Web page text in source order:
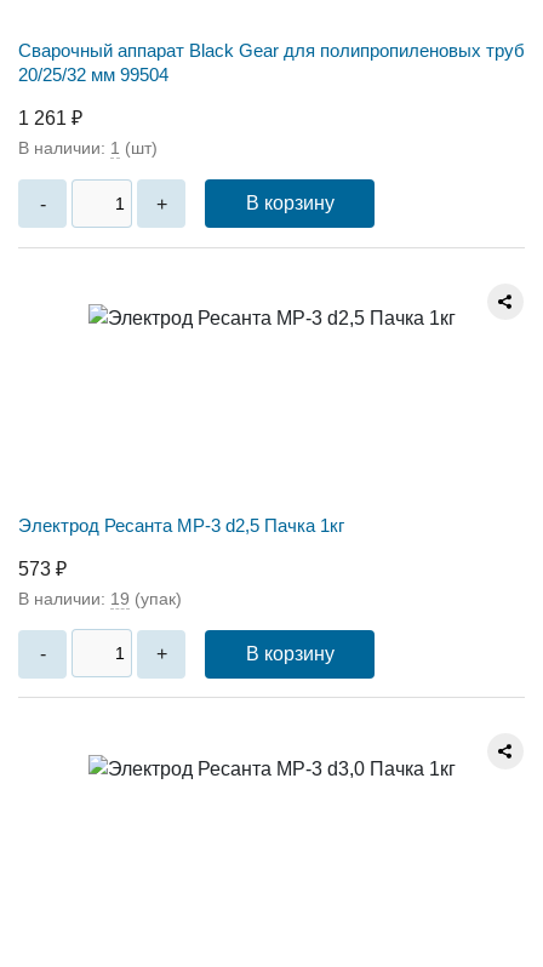
Сварочный аппарат Black Gear для полипропиленовых труб
20/25/32 мм 99504
1 261 ₽
В наличии: 1 (шт)
- + В корзину
Электрод Ресанта МР-3 d2,5 Пачка 1кг
573 ₽
В наличии: 19 (упак)
- + В корзину